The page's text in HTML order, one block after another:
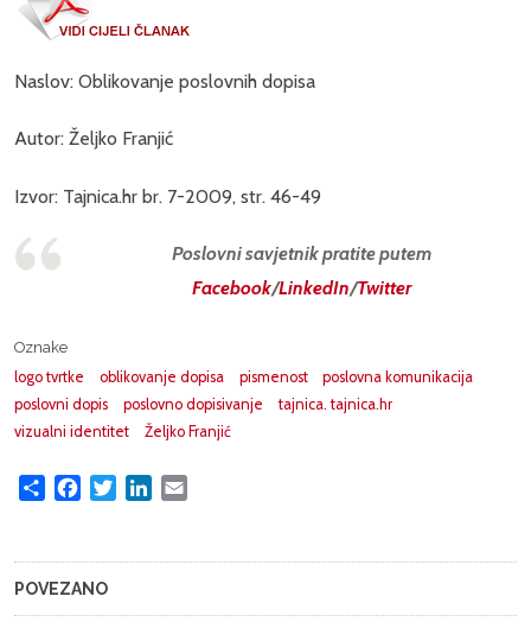
Naslov: Oblikovanje poslovnih dopisa
Autor: Željko Franjić
Izvor: Tajnica.hr br. 7-2009, str. 46-49
Poslovni savjetnik pratite putem
Facebook/LinkedIn/Twitter
Oznake
logo tvrtke
oblikovanje dopisa pismenost
poslovna komunikacija
poslovni dopis
poslovno dopisivanje
tajnica. tajnica.hr
vizualni identitet
Željko Franjić
Share FacebookTwitterLinkedIn
POVEZANO